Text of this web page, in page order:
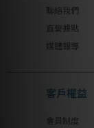
聯絡我們
直營據點
媒體報導
客戶權益
會員制度